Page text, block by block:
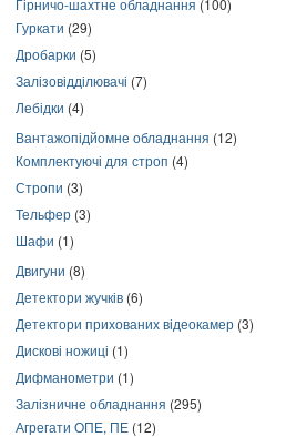
Гірничо-шахтне обладнання (100)
Гуркати (29)
Дробарки (5)
Залізовідділювачі (7)
Лебідки (4)
Вантажопідйомне обладнання (12)
Комплектуючі для строп (4)
Стропи (3)
Тельфер (3)
Шафи (1)
Двигуни (8)
Детектори жучків (6)
Детектори прихованих відеокамер (3)
Дискові ножиці (1)
Дифманометри (1)
Залізничне обладнання (295)
Агрегати ОПЕ, ПЕ (12)